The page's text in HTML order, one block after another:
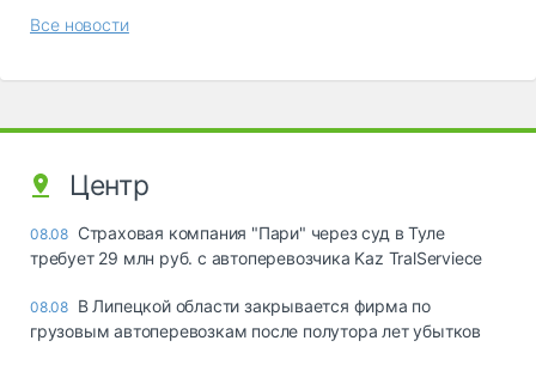
Все новости
Центр
08.08 Страховая компания "Пари" через суд в Туле
требует 29 млн руб. с автоперевозчика Kaz TralServiece
08.08 В Липецкой области закрывается фирма по
грузовым автоперевозкам после полутора лет убытков